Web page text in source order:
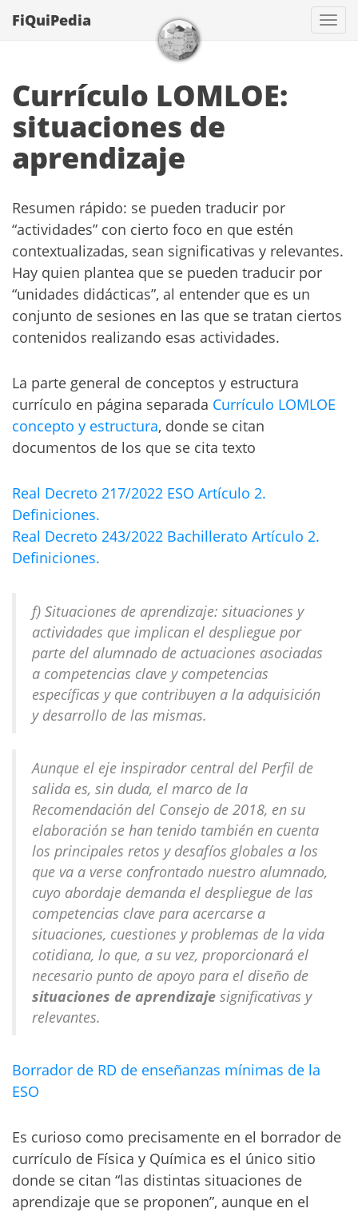
FiQuiPedia
Currículo LOMLOE:
situaciones de
aprendizaje
Resumen rápido: se pueden traducir por
“actividades” con cierto foco en que estén
contextualizadas, sean significativas y relevantes.
Hay quien plantea que se pueden traducir por
“unidades didácticas”, al entender que es un
conjunto de sesiones en las que se tratan ciertos
contenidos realizando esas actividades.
La parte general de conceptos y estructura
currículo en página separada Currículo LOMLOE
concepto y estructura, donde se citan
documentos de los que se cita texto
Real Decreto 217/2022 ESO Artículo 2.
Definiciones.
Real Decreto 243/2022 Bachillerato Artículo 2.
Definiciones.
f) Situaciones de aprendizaje: situaciones y
actividades que implican el despliegue por
parte del alumnado de actuaciones asociadas
a competencias clave y competencias
específicas y que contribuyen a la adquisición
y desarrollo de las mismas.
Aunque el eje inspirador central del Perfil de
salida es, sin duda, el marco de la
Recomendación del Consejo de 2018, en su
elaboración se han tenido también en cuenta
los principales retos y desafíos globales a los
que va a verse confrontado nuestro alumnado,
cuyo abordaje demanda el despliegue de las
competencias clave para acercarse a
situaciones, cuestiones y problemas de la vida
cotidiana, lo que, a su vez, proporcionará el
necesario punto de apoyo para el diseño de
situaciones de aprendizaje significativas y
relevantes.
Borrador de RD de enseñanzas mínimas de la
ESO
Es curioso como precisamente en el borrador de
currículo de Física y Química es el único sitio
donde se citan “las distintas situaciones de
aprendizaje que se proponen”, aunque en el